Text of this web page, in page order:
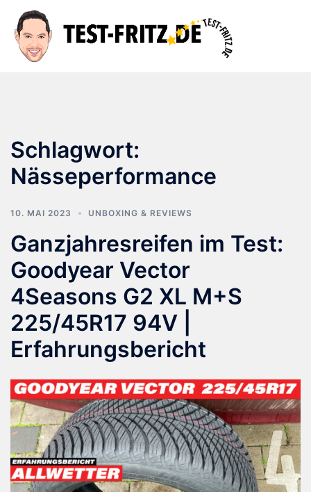
Inhalt
springen
Schlagwort:
Nässeperformance
10. MAI 2023 UNBOXING & REVIEWS
Ganzjahresreifen im Test:
Goodyear Vector
4Seasons G2 XL M+S
225/45R17 94V |
Erfahrungsbericht